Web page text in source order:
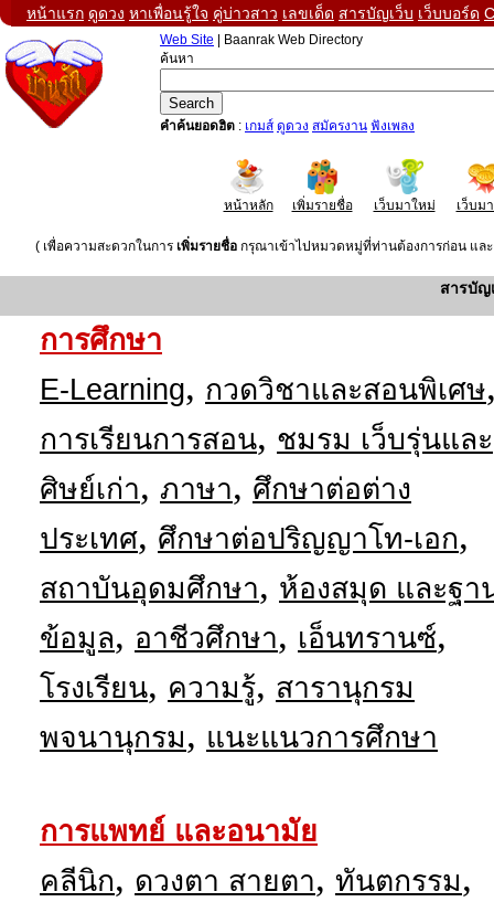
หน้าแรก ดูดวง หาเพื่อนรู้ใจ คู่บ่าวสาว เลขเด็ด สารบัญเว็บ เว็บบอร์ด
Web Site | Baanrak Web Directory
ค้นหา
คำค้นยอดฮิต : เกมส์ ดูดวง สมัครงาน ฟังเพลง
หน้าหลัก เพิ่มรายชื่อ เว็บมาใหม่ เว็บม
( เพื่อความสะดวกในการ เพิ่มรายชื่อ กรุณาเข้าไปหมวดหมู่ที่ท่านต้องการก่อน แล
สารบัญ
การศึกษา
E-Learning, กวดวิชาและสอนพิเศษ
การเรียนการสอน, ชมรม เว็บรุ่นและ
ศิษย์เก่า, ภาษา, ศึกษาต่อต่าง
ประเทศ, ศึกษาต่อปริญญาโท-เอก,
สถาบันอุดมศึกษา, ห้องสมุด และฐา
ข้อมูล, อาชีวศึกษา, เอ็นทรานซ์,
โรงเรียน, ความรู้, สารานุกรม
พจนานุกรม, แนะแนวการศึกษา
การแพทย์ และอนามัย
คลีนิก, ดวงตา สายตา, ทันตกรรม,